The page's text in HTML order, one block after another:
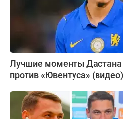
Лучшие моменты Дастана
против «Ювентуса» (видео)